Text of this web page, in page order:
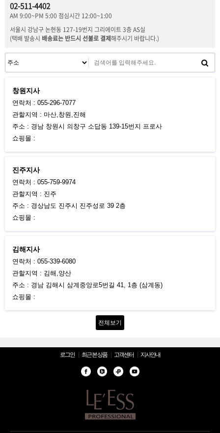
02-511-4402
AM 9:00~PM 5:00 점심시간 12:00~1:00
서울시 강남구 논현동 127-19번지 그리에이트 3층 AS실
(택배 발송시 배송료는 반드시 선불로 결제해주시기 바랍니다.)
창원지사
연락처 : 055-296-7077
관할지역 : 마산,창원,진해
주소 : 경남 창원시 의창구 소답동 139-15번지 프로사
쇼핑몰 :
진주지사
연락처 : 055-759-9974
관할지역 : 진주
주소 : 경상남도 진주시 진주성로 39 2층
쇼핑몰 :
김해지사
연락처 : 055-339-6080
관할지역 : 김해,양산
주소 : 경남 김해시 삼계중앙로5번길 41, 1층 (삼계동)
쇼핑몰 :
전체보기
로그인 최근 본 상품 고객센터 지사안내